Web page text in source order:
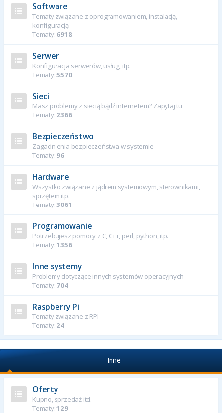
Software
Tematy związane z oprogramowaniem, instalacją,
konfiguracją
Tematy: 6918
Serwer
Konfiguracja serwerów, usług, itp.
Tematy:5570
Sieci
Masz problemy z siecią bądź internetem? Zapytaj tu
Tematy: 2366
Bezpieczeństwo
Zagadnienia bezpieczeństwa w systemie
Tematy: 96
Hardware
Wszystko związane z jądrem systemowym, sterownikami,
sprzętem itp.
Tematy:3061
Programowanie
Potrzebujesz pomocy z C, C++, perl, python, itp.
Tematy:1356
Inne systemy
Problemy dotyczące innych systemów operacyjnych
Tematy: 704
Raspberry Pi
Tematy związane z RPI
Tematy: 24
Inne
Oferty
Kupno, sprzedaż itd.
Tematy:129